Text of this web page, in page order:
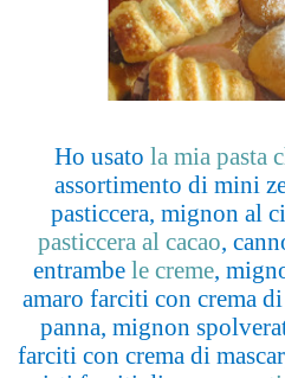
Ho usato la mia pasta
assortimento di mini
pasticcera, mignon al
pasticcera al cacao,
entrambe le creme,
amaro farciti con crema
panna, mignon
farciti con crema di